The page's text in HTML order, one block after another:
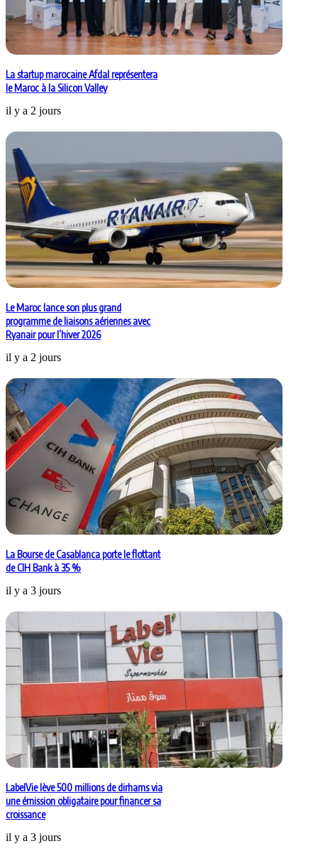
La startup marocaine Afdal représentera
le Maroc à la Silicon Valley
il y a 2 jours
Le Maroc lance son plus grand
programme de liaisons aériennes avec
Ryanair pour l’hiver 2026
il y a 2 jours
La Bourse de Casablanca porte le flottant
de CIH Bank à 35 %
il y a 3 jours
LabelVie lève 500 millions de dirhams via
une émission obligataire pour financer sa
croissance
il y a 3 jours